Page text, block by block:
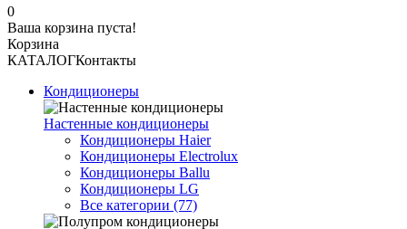
0
Ваша корзина пуста!
Корзина
КАТАЛОГКонтакты
Кондиционеры
Настенные кондиционеры
Кондиционеры Haier
Кондиционеры Electrolux
Кондиционеры Ballu
Кондиционеры LG
Все категории (77)